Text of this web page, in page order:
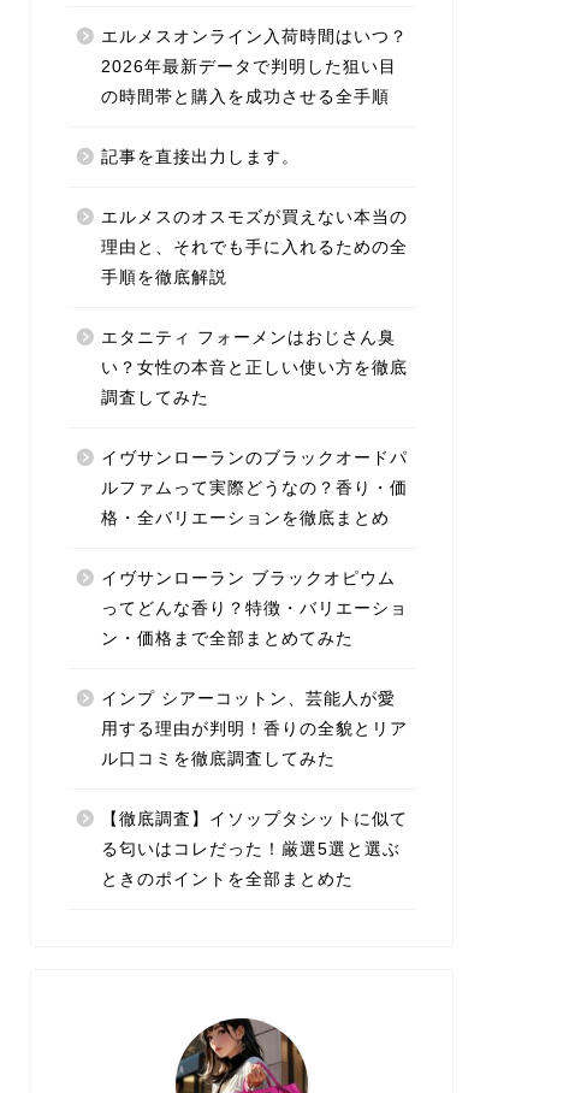
エルメスオンライン入荷時間はいつ？
2026年最新データで判明した狙い目
の時間帯と購入を成功させる全手順
記事を直接出力します。
エルメスのオスモズが買えない本当の
理由と、それでも手に入れるための全
手順を徹底解説
エタニティ フォーメンはおじさん臭
い？女性の本音と正しい使い方を徹底
調査してみた
イヴサンローランのブラックオードパ
ルファムって実際どうなの？香り・価
格・全バリエーションを徹底まとめ
イヴサンローラン ブラックオピウム
ってどんな香り？特徴・バリエーショ
ン・価格まで全部まとめてみた
インプ シアーコットン、芸能人が愛
用する理由が判明！香りの全貌とリア
ル口コミを徹底調査してみた
【徹底調査】イソップタシットに似て
る匂いはコレだった！厳選5選と選ぶ
ときのポイントを全部まとめた